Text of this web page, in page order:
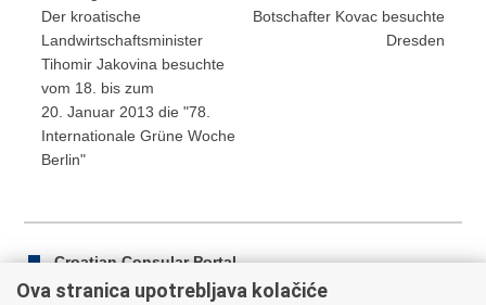
Der kroatische
Landwirtschaftsminister
Tihomir Jakovina besuchte
vom 18. bis zum
20. Januar 2013 die "78.
Internationale Grüne Woche
Berlin"
Botschafter Kovac besuchte
Dresden
Croatian Consular Portal
Ova stranica upotrebljava kolačiće